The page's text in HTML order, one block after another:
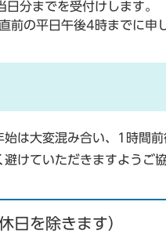
分までを受付けします。
前の平日午後4時までに申
は大変混み合い、1時間
けていただきますようご
日を除きます）